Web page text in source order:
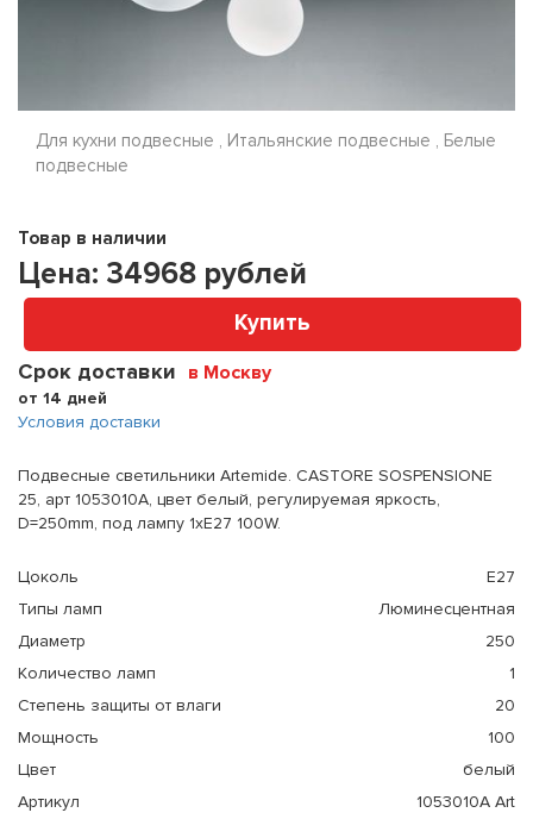
Для кухни подвесные , Итальянские подвесные , Белые
подвесные
Товар в наличии
Цена: 34968 рублей
Купить
Срок доставки в Москву
от 14 дней
Условия доставки
Подвесные светильники Artemide. CASTORE SOSPENSIONE
25, арт 1053010A, цвет белый, регулируемая яркость,
D=250mm, под лампу 1xE27 100W.
Цоколь
E27
Типы ламп
Люминесцентная
Диаметр
250
Количество ламп
1
Степень защиты от влаги
20
Мощность
100
Цвет
белый
Артикул
1053010A Art